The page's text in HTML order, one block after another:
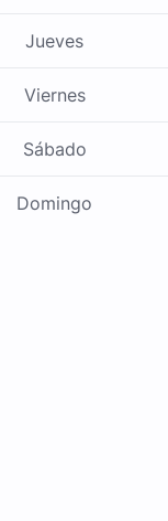
Jueves
Viernes
Sábado
Domingo